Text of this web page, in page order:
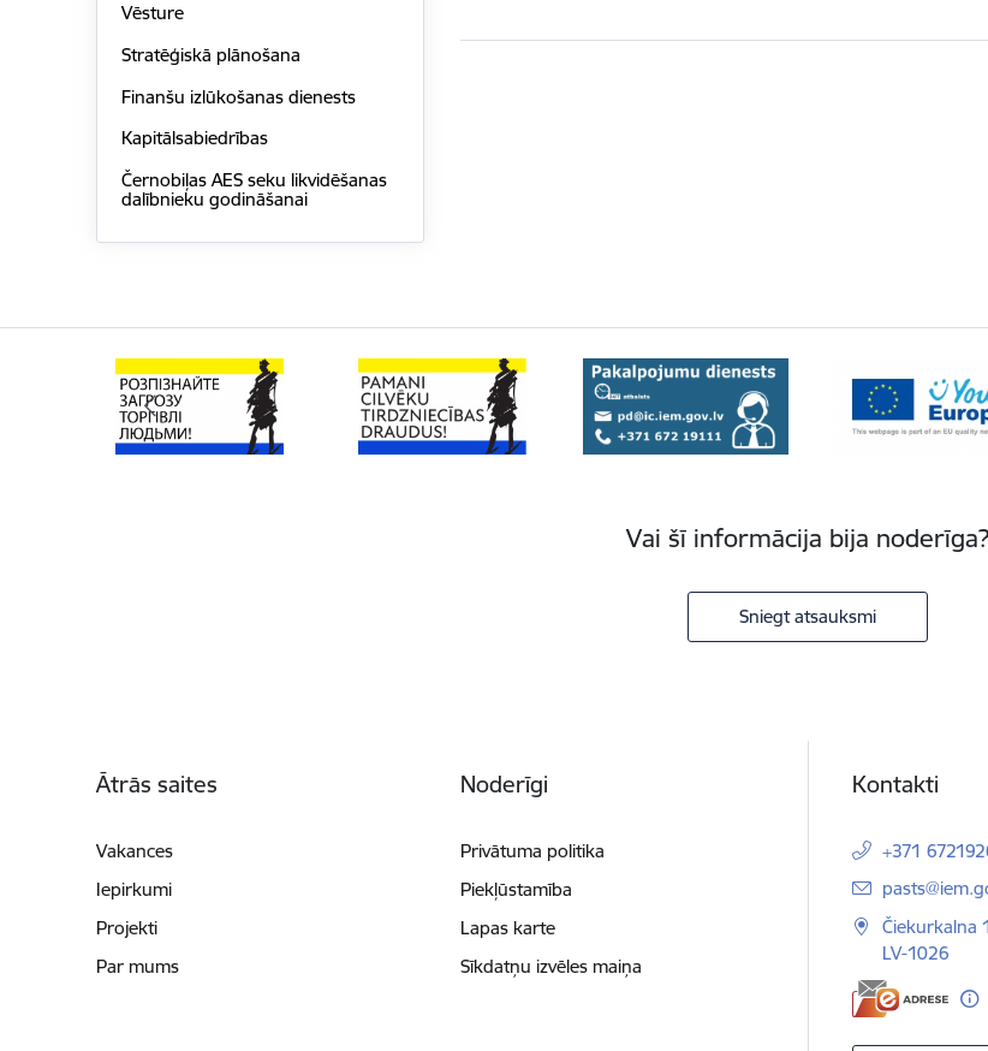
Vēsture
Stratēģiskā plānošana
Finanšu izlūkošanas dienests
Kapitālsabiedrības
Černobiļas AES seku likvidēšanas
dalībnieku godināšanai
Vai šī informācija bija noderīga?
Sniegt atsauksmi
Ātrās saites
Vakances
Iepirkumi
Projekti
Par mums
Noderīgi
Privātuma politika
Piekļūstamība
Lapas karte
Sīkdatņu izvēles maiņa
Kontakti
+371
E-pasts:
Čiekurkalna
LV-1026